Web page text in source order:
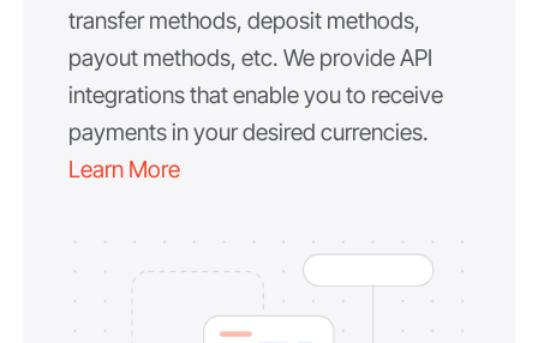
transfer methods, deposit methods,
payout methods, etc. We provide API
integrations that enable you to receive
payments in your desired currencies.
Learn More